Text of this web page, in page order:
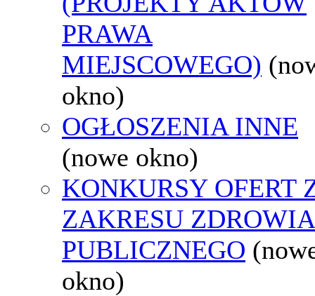
PRAWA
MIEJSCOWEGO)
okno)
OGŁOSZENIA INNE
(nowe okno)
KONKURSY OFERT
ZAKRESU ZDROWIA
PUBLICZNEGO
okno)